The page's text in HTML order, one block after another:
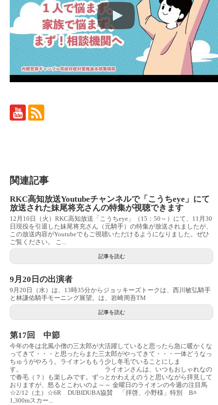
関連記事
RKC高知放送Youtubeチャンネルで「こうちeye」にて
放送された妹尾将充さんの特集が視聴できます
12月10日（火）RKC高知放送「こうちeye」（15：50～）にて、11月30
日現役を引退した妹尾将充さん（元騎手）の特集が放送されましたが、
この放送内容がYoutubeでもご視聴いただけるようになりました。ぜひ
ご覧ください。 こ...
記事を読む
9月20日の出演者
9月20日（水）は、13時35分からジョッキーズトークは、西川敏弘騎手
と林謙佑騎手モーニング展望。は、岩崎周吾TM
記事を読む
第17回 中節
今年の冬は北風小僧の三太郎が大活躍していると思ったら急に暖かくな
ってきて・・・と思ったらまた三太郎がやってきて・・・一体どうなっ
ちゅうがやろう。ライオンももう少し冬毛でいることにしま
す。 ライオンさんは、いつもおしゃれなの
で春毛（？）も楽しみです。ずっとかわええのうと思いながら拝見して
おりますが、怒るとこわいのよ～～ 金曜日のライオンの今週の注目馬
☆2/12（土）☆6R DUBIDUBA協賛 「拝啓、小野様」特別 Bﾊ
1,300mスカー...